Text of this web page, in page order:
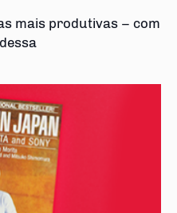
mais produtivas – com